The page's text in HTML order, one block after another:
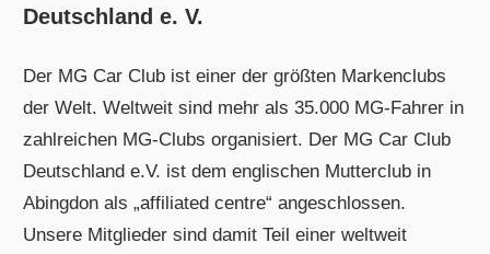
Deutschland e. V.
Der MG Car Club ist einer der größten Markenclubs
der Welt. Weltweit sind mehr als 35.000 MG-Fahrer in
zahlreichen MG-Clubs organisiert. Der MG Car Club
Deutschland e.V. ist dem englischen Mutterclub in
Abingdon als „affiliated centre“ angeschlossen.
Unsere Mitglieder sind damit Teil einer weltweit